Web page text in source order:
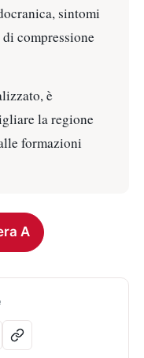
sintomi
compressione
è
la regione
formazioni
A